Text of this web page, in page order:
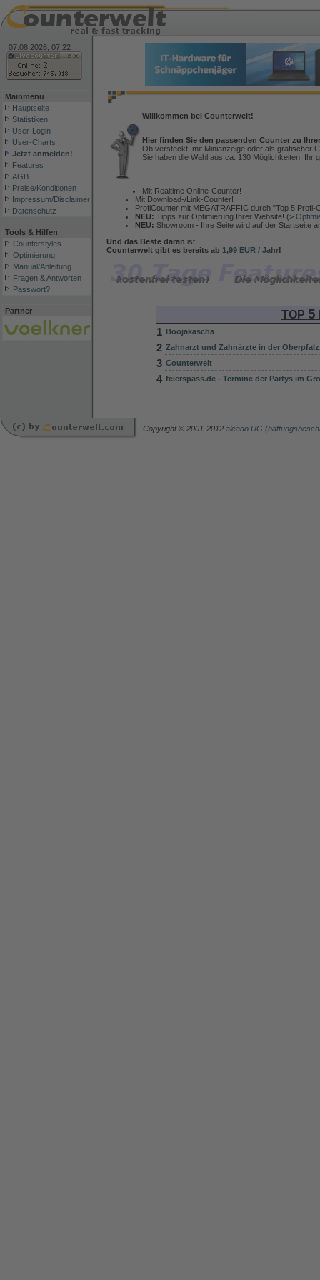
07.08.2026, 07:22
Mainmenü
Hauptseite
Statistiken
User-Login
User-Charts
Jetzt anmelden!
Features
AGB
Preise/Konditionen
Impressum/Disclaimer
Datenschutz
Tools & Hilfen
Counterstyles
Optimierung
Manual/Anleitung
Fragen & Antworten
Passwort?
Partner
Willkommen bei Counterwelt!
Hier finden Sie den passenden Counter zu
Ob versteckt, mit Minianzeige oder als grafischer
Sie haben die Wahl aus ca. 130 Möglichkeiten, Ihr
Mit Realtime Online-Counter!
Mit Download-/Link-Counter!
ProfiCounter mit MEGATRAFFIC durch "Top 5 Profi-
NEU: Tipps zur Optimierung Ihrer Website! (>
NEU: Showroom - Ihre Seite wird auf der Startseite
Und das Beste daran ist:
Counterwelt gibt es bereits ab 1,99 EUR / Jahr!
TOP 5
1 Boojakascha
2 Zahnarzt und Zahnärzte in der
3 Counterwelt
4 feierspass.de - Termine der Partys im
Copyright © 2001-2012 alcado UG